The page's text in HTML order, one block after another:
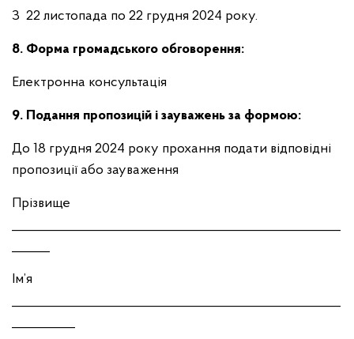
З 22 листопада по 22 грудня 2024 року.
8. Форма громадського обговорення:
Електронна консультація
9. Подання пропозицій і зауважень за формою:
До 18 грудня 2024 року прохання подати відповідні
пропозиції або зауваження
Прізвище
Ім’я